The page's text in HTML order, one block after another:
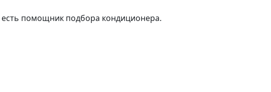
есть помощник подбора кондиционера.